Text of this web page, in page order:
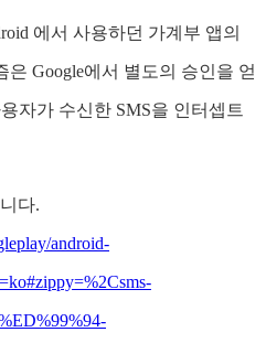
에서 사용하던 가계부 앱의
Google에서 별도의 승인을 얻
자가 수신한 SMS을 인터셉트
다.
android-